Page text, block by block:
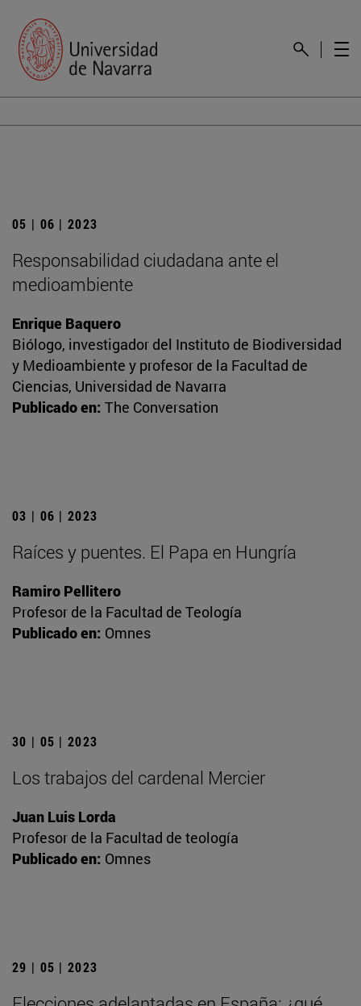
05 | 06 | 2023
Responsabilidad ciudadana ante el
medioambiente
Enrique Baquero
Biólogo, investigador del Instituto de Biodiversidad
y Medioambiente y profesor de la Facultad de
Ciencias, Universidad de Navarra
Publicado en: The Conversation
03 | 06 | 2023
Raíces y puentes. El Papa en Hungría
Ramiro Pellitero
Profesor de la Facultad de Teología
Publicado en: Omnes
30 | 05 | 2023
Los trabajos del cardenal Mercier
Juan Luis Lorda
Profesor de la Facultad de teología
Publicado en: Omnes
29 | 05 | 2023